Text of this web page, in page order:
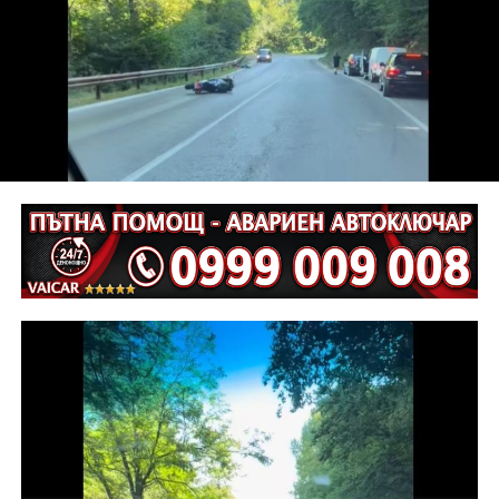
С постановление на Районна прокуратура-Габрово
В.А. е бил задържан за срок до 72 часа, а с
определение на Районен съд-Габрово спрямо него е
взета мярка за неотклонение „домашен арест“.
Съдебният акт е окончателен.